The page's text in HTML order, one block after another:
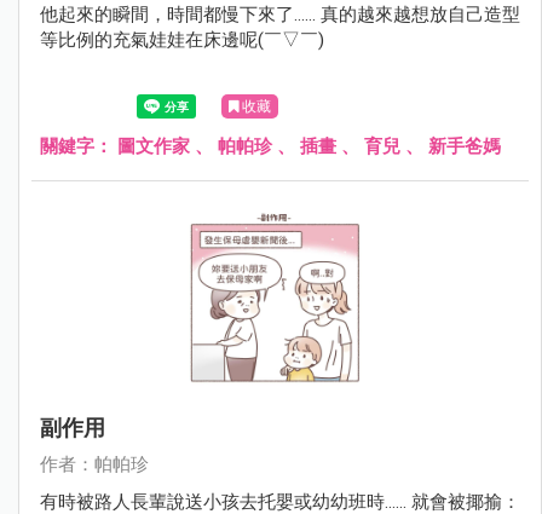
他起來的瞬間，時間都慢下來了...... 真的越來越想放自己造型
等比例的充氣娃娃在床邊呢(￣▽￣)
收藏
關鍵字： 圖文作家 、 帕帕珍、 插畫 、 育兒 、 新手爸媽
副作用
作者：帕帕珍
有時被路人長輩說送小孩去托嬰或幼幼班時...... 就會被揶揄：